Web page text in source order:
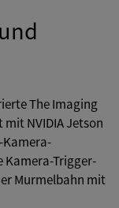
The Imaging
mit NVIDIA Jetson
Kamera-
Kamera-Trigger-
Murmelbahn mit